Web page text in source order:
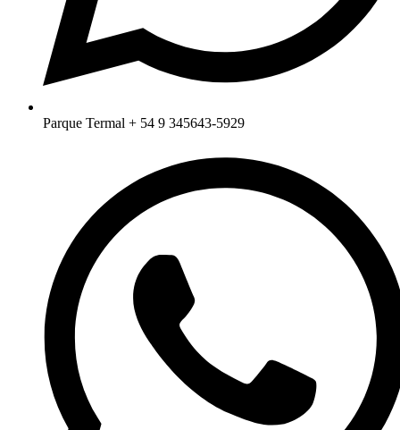
Parque Termal + 54 9 345643-5929